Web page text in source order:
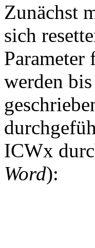
Zunächst
sich
werden
ICWx
Word):